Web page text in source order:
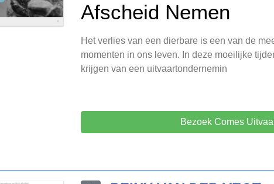
Afscheid Nemen
Het verlies van een dierbare is een van de
momenten in ons leven. In deze moeilijke
krijgen van een uitvaartondernemin
Bezoek Comes